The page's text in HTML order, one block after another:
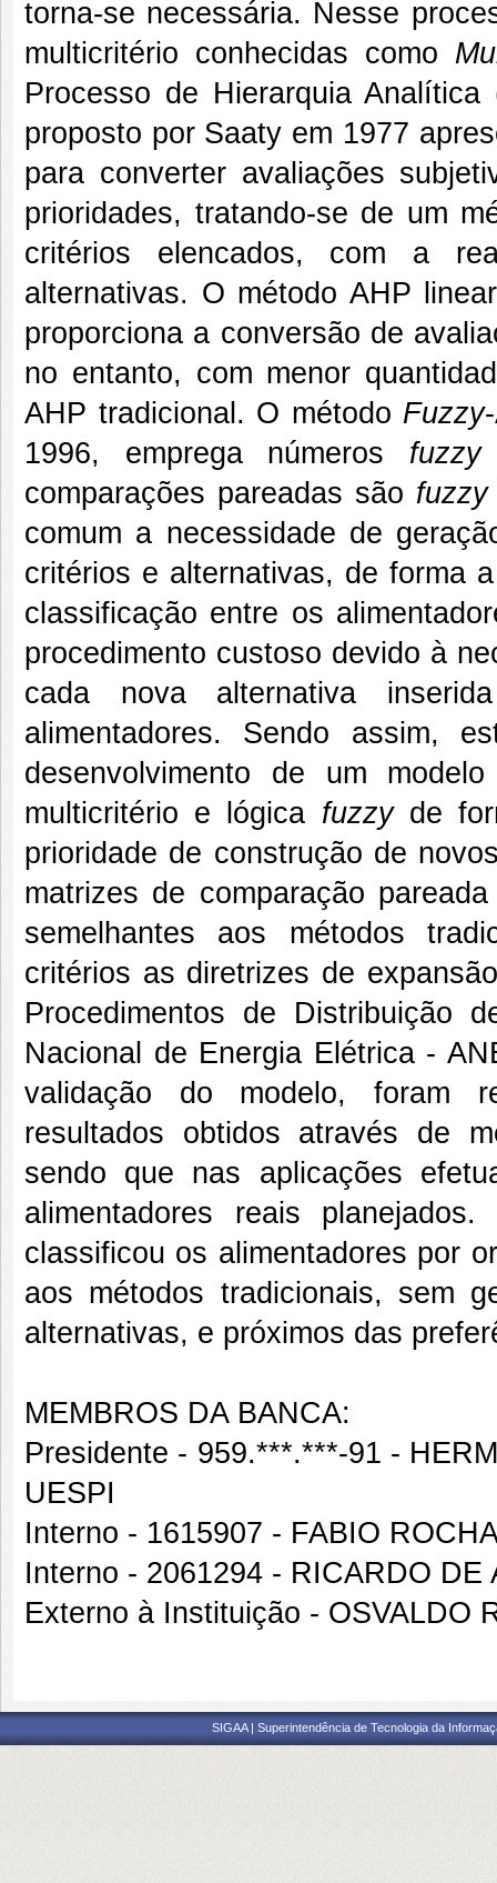
torna-se necessária. Nesse
multicritério conhecidas como
Processo de Hierarquia
proposto por Saaty em 1977
para converter avaliações
prioridades, tratando-se de um
critérios elencados, com a
alternativas. O método AHP
proporciona a conversão de
no entanto, com menor
AHP tradicional. O método Fuzzy
1996, emprega números fuzzy
comparações pareadas são fuzzy
comum a necessidade de
critérios e alternativas, de forma
classificação entre os
procedimento custoso devido à
cada nova alternativa
alimentadores. Sendo assim,
desenvolvimento de um
multicritério e lógica fuzzyde
prioridade de construção de
matrizes de comparação
semelhantes aos métodos
critérios as diretrizes de
Procedimentos de Distribuição
Nacional de Energia Elétrica -
validação do modelo, foram
resultados obtidos através de
sendo que nas aplicações
alimentadores reais
classificou os alimentadores por
aos métodos tradicionais, sem
alternativas, e próximos das
MEMBROS DA BANCA:
Presidente - 959.***.***-91 -
UESPI
Interno - 1615907 - FABIO
Interno - 2061294 - RICARDO DE
Externo à Instituição - OSVALDO
SIGAA | Superintendência de Tecnologia da